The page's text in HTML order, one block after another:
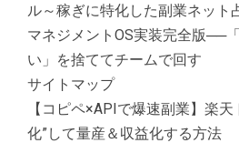
ル～稼ぎに特化した副業ネット
マネジメントOS実装完全版──
い」を捨ててチームで回す
サイトマップ
【コピペ×APIで爆速副業】楽
化”して量産＆収益化する方法